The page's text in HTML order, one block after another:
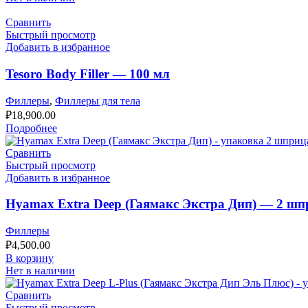
Сравнить
Быстрый просмотр
Добавить в избранное
Tesoro Body Filler — 100 мл
Филлеры, Филлеры для тела
₽18,900.00
Подробнее
Сравнить
Быстрый просмотр
Добавить в избранное
Hyamax Extra Deep (Гаямакс Экстра Дип) — 2
Филлеры
₽4,500.00
В корзину
Нет в наличии
Сравнить